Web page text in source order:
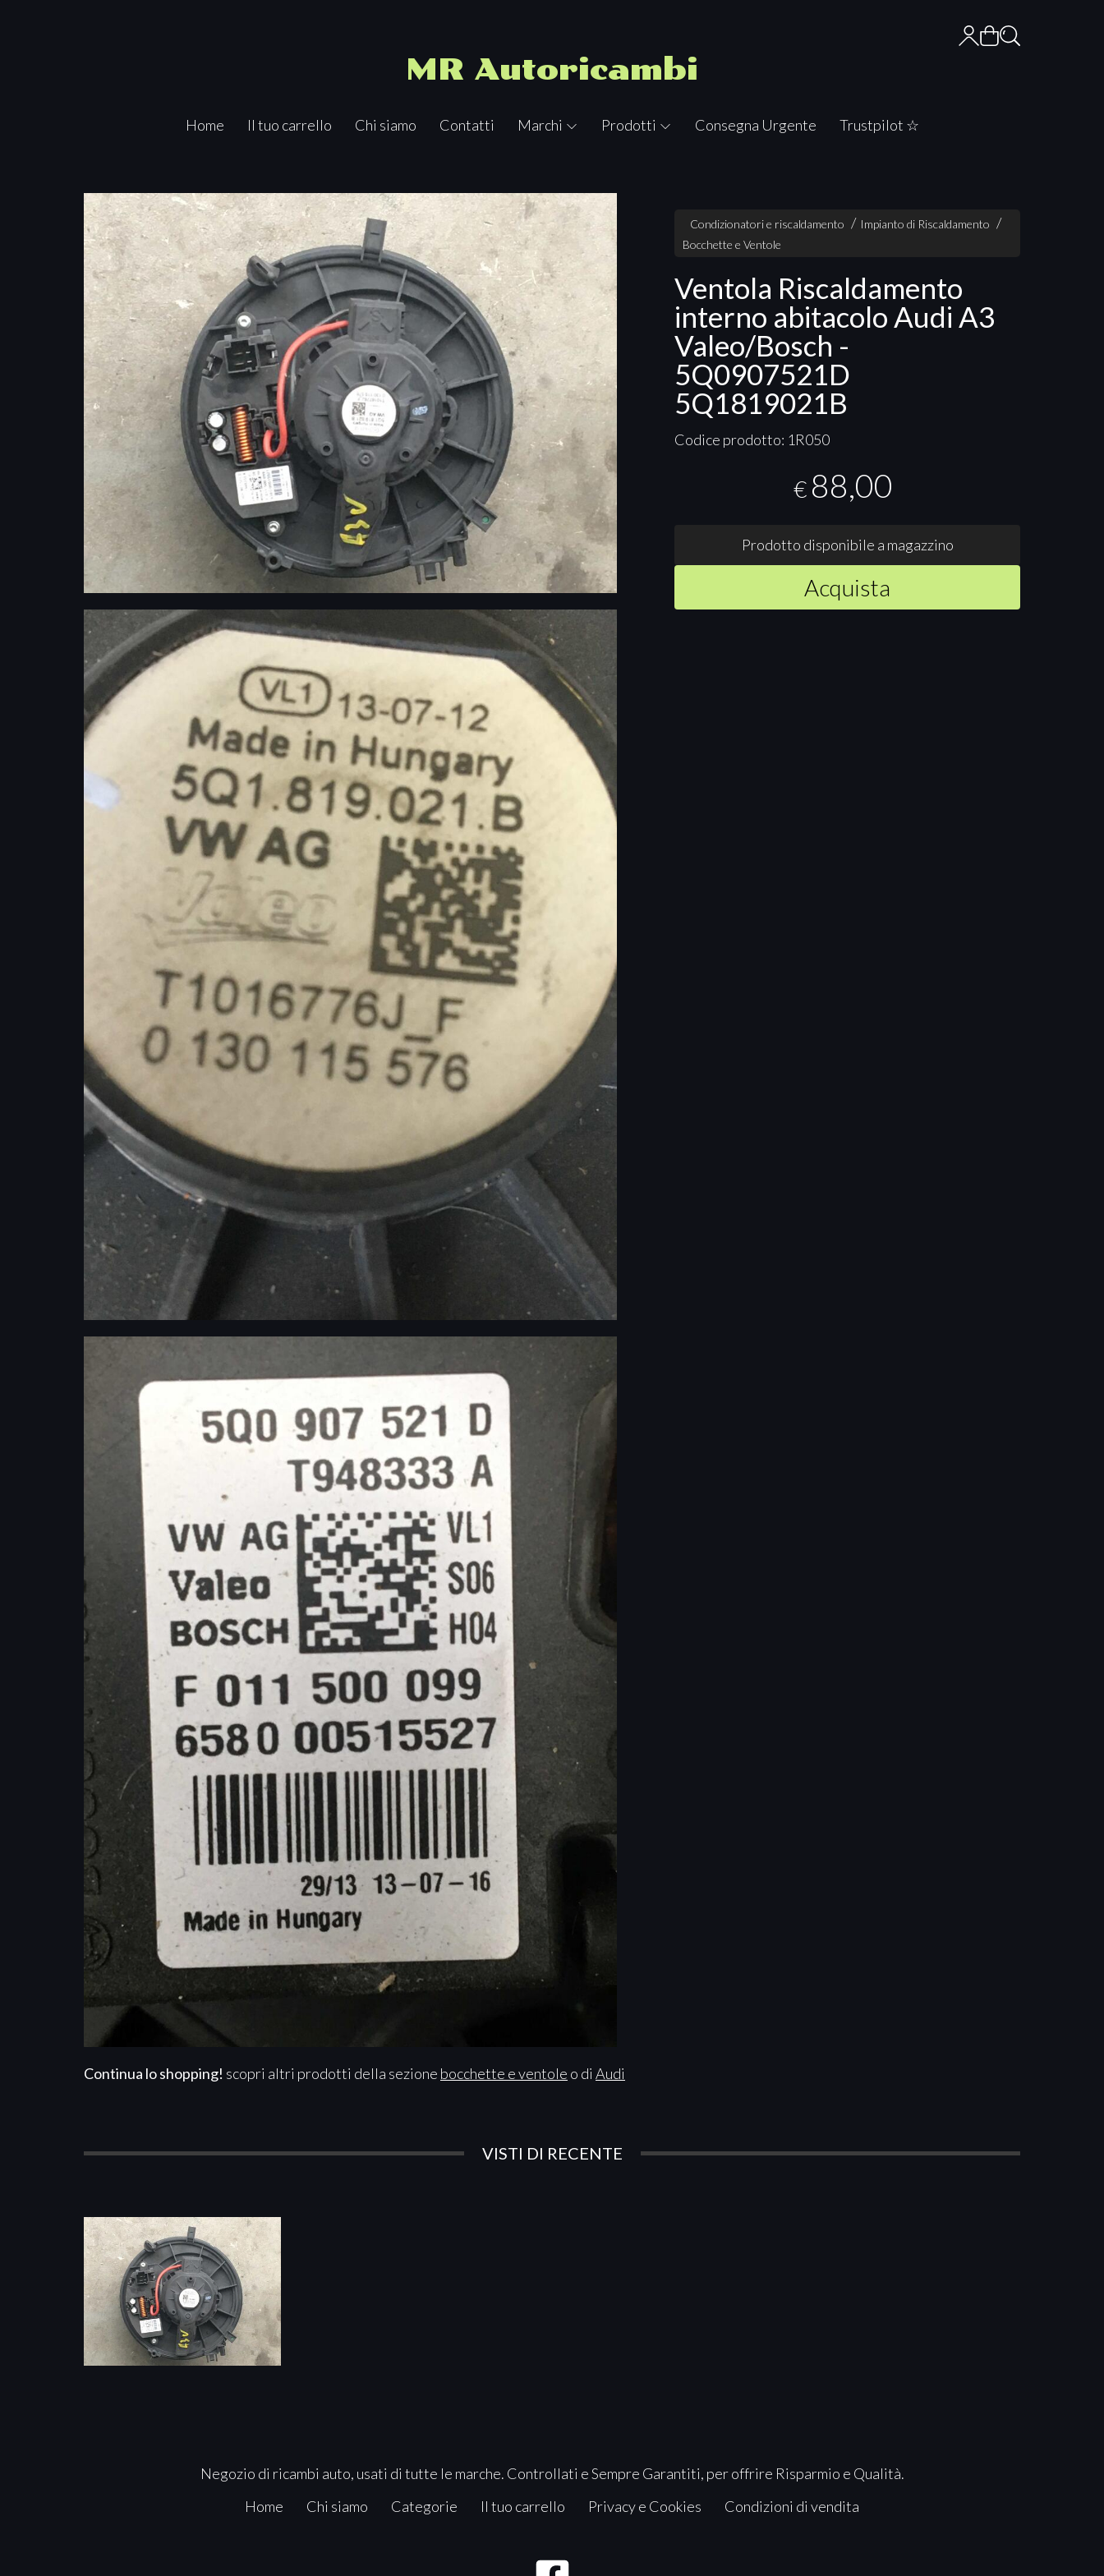
MR Autoricambi
Home Il tuo carrello Chi siamo Contatti Marchi Prodotti Consegna Urgente Trustpilot ☆
Condizionatori e riscaldamento
Impianto di Riscaldamento
Bocchette e Ventole
Ventola Riscaldamento
interno abitacolo Audi A3
Valeo/Bosch -
5Q0907521D
5Q1819021B
Codice prodotto: 1R050
€ 88,00
Prodotto disponibile a magazzino
Acquista
Continua lo shopping! scopri altri prodotti della sezione bocchette e ventole o di Audi
VISTI DI RECENTE
Negozio di ricambi auto, usati di tutte le marche. Controllati e Sempre Garantiti, per offrire Risparmio e Qualità.
Home
Chi siamo Categorie Il tuo carrello Privacy e Cookies Condizioni di vendita